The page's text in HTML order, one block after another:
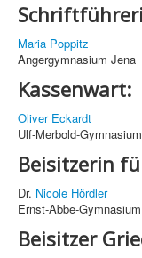
Maria Poppitz
Angergymnasium Jena
Kassenwart:
Oliver Eckardt
Ulf-Merbold-
Beisitzerin
Dr. Nicole Hördler
Ernst-Abbe-
Beisitzer